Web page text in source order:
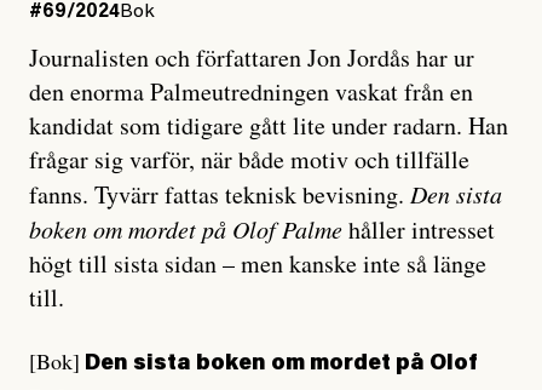
#69/2024Bok
Journalisten och författaren Jon Jordås har ur
den enorma Palmeutredningen vaskat från en
kandidat som tidigare gått lite under radarn. Han
frågar sig varför, när både motiv och tillfälle
fanns. Tyvärr fattas teknisk bevisning. Den sista
boken om mordet på Olof Palmehåller intresset
högt till sista sidan – men kanske inte så länge
till.
[Bok] Den sista boken om mordet på Olof